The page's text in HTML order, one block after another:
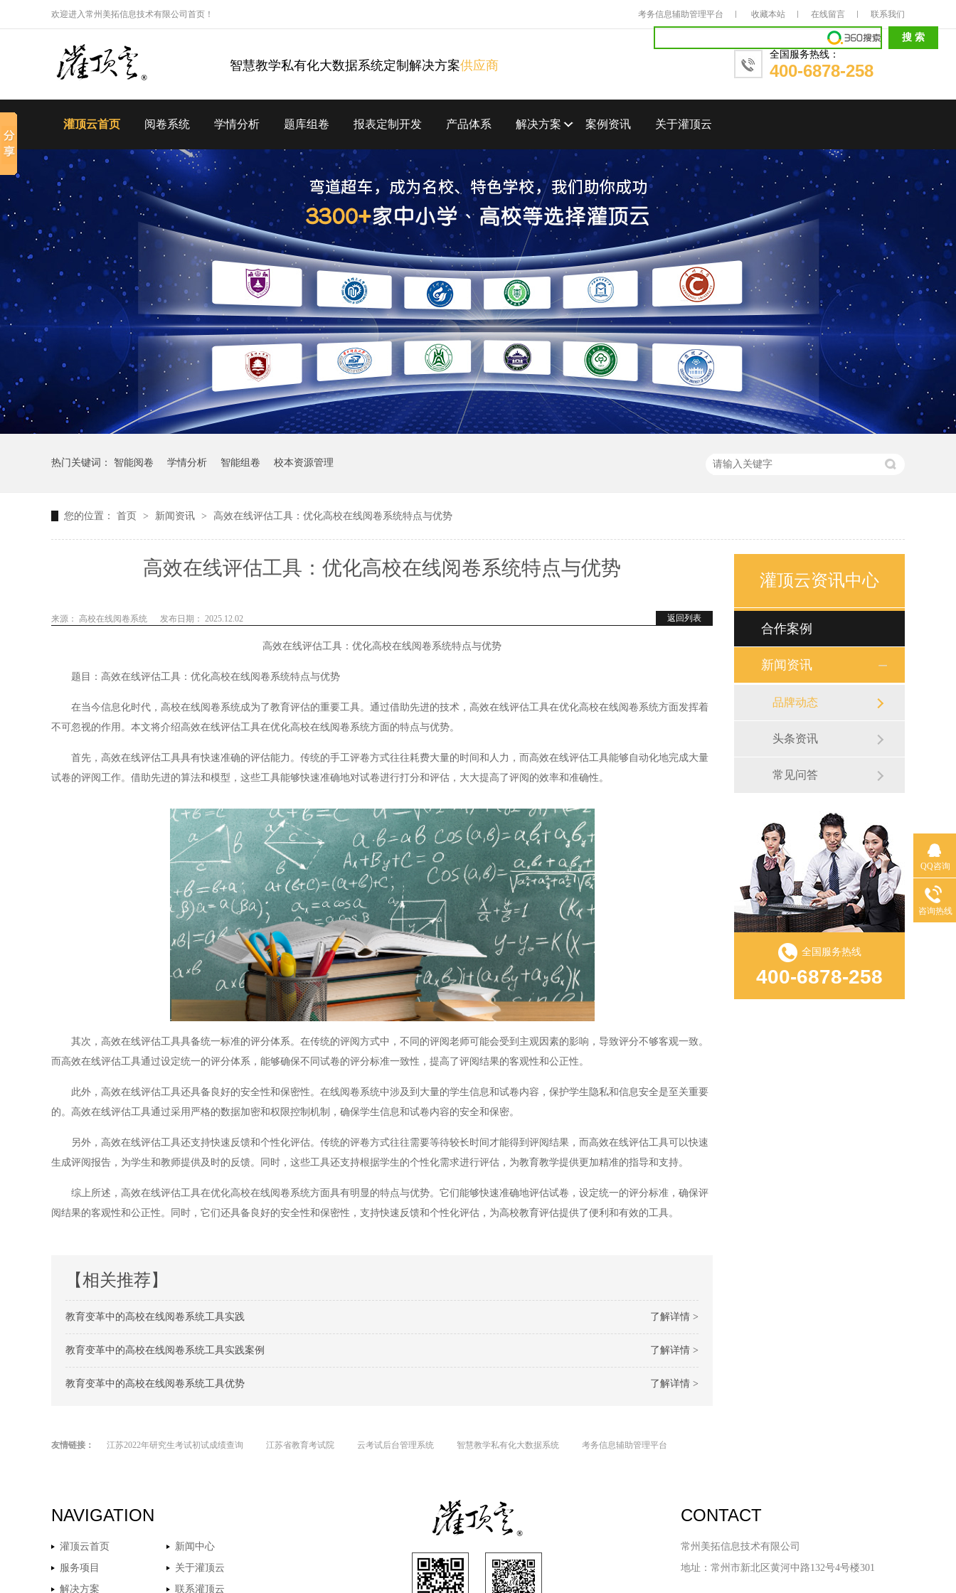
考务信息辅助管理平台 收藏本站 在线留言 联系我们
欢迎进入常州美拓信息技术有限公司首页！
智慧教学私有化大数据系统定制解决方案供应商
全国服务热线：
400-6878-258
灌顶云首页 阅卷系统 学情分析 题库组卷 报表定制开发 产品体系 解决方案 案例资讯 关于灌顶云
热门关键词： 智能阅卷 学情分析 智能组卷 校本资源管理
您的位置： 首页 > 新闻资讯 > 高效在线评估工具：优化高校在线阅卷系统特点与优势
高效在线评估工具：优化高校在线阅卷系统特点与优势
返回列表
来源： 高校在线阅卷系统 发布日期： 2025.12.02
高效在线评估工具：优化高校在线阅卷系统特点与优势
题目：高效在线评估工具：优化高校在线阅卷系统特点与优势
在当今信息化时代，高校在线阅卷系统成为了教育评估的重要工具。通过借助先进的技术，高效在线评估工具在优化高校在线阅卷系统方面发挥着
不可忽视的作用。本文将介绍高效在线评估工具在优化高校在线阅卷系统方面的特点与优势。
首先，高效在线评估工具具有快速准确的评估能力。传统的手工评卷方式往往耗费大量的时间和人力，而高效在线评估工具能够自动化地完成大量
试卷的评阅工作。借助先进的算法和模型，这些工具能够快速准确地对试卷进行打分和评估，大大提高了评阅的效率和准确性。
其次，高效在线评估工具具备统一标准的评分体系。在传统的评阅方式中，不同的评阅老师可能会受到主观因素的影响，导致评分不够客观一致。
而高效在线评估工具通过设定统一的评分体系，能够确保不同试卷的评分标准一致性，提高了评阅结果的客观性和公正性。
此外，高效在线评估工具还具备良好的安全性和保密性。在线阅卷系统中涉及到大量的学生信息和试卷内容，保护学生隐私和信息安全是至关重要
的。高效在线评估工具通过采用严格的数据加密和权限控制机制，确保学生信息和试卷内容的安全和保密。
另外，高效在线评估工具还支持快速反馈和个性化评估。传统的评卷方式往往需要等待较长时间才能得到评阅结果，而高效在线评估工具可以快速
生成评阅报告，为学生和教师提供及时的反馈。同时，这些工具还支持根据学生的个性化需求进行评估，为教育教学提供更加精准的指导和支持。
综上所述，高效在线评估工具在优化高校在线阅卷系统方面具有明显的特点与优势。它们能够快速准确地评估试卷，设定统一的评分标准，确保评
阅结果的客观性和公正性。同时，它们还具备良好的安全性和保密性，支持快速反馈和个性化评估，为高校教育评估提供了便利和有效的工具。
【相关推荐】
了解详情 >
教育变革中的高校在线阅卷系统工具实践
了解详情 >
教育变革中的高校在线阅卷系统工具实践案例
了解详情 >
教育变革中的高校在线阅卷系统工具优势
灌顶云资讯中心
合作案例
新闻资讯
品牌动态
头条资讯
常见问答
全国服务热线
400-6878-258
友情链接： 江苏2022年研究生考试初试成绩查询 江苏省教育考试院 云考试后台管理系统 智慧教学私有化大数据系统 考务信息辅助管理平台
NAVIGATION
灌顶云首页
新闻中心
服务项目
关于灌顶云
解决方案
联系灌顶云
CONTACT
常州美拓信息技术有限公司
地址：常州市新北区黄河中路132号4号楼301
QQ咨询
咨询热线